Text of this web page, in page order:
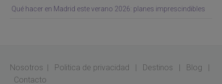
Qué hacer en Madrid este verano 2026: planes imprescindibles
Nosotros Politica de privacidad Destinos Blog
Contacto